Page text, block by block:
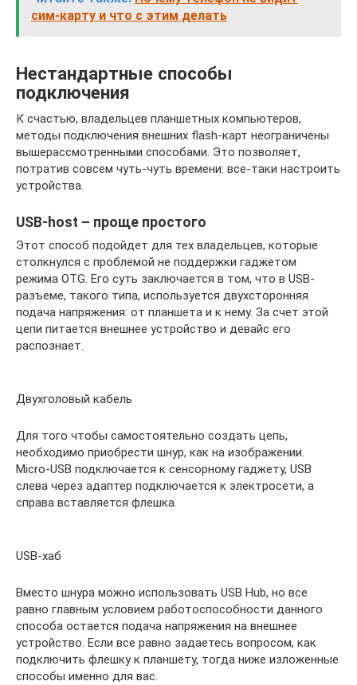
сим-карту и что с этим делать
Нестандартные способы
подключения
К счастью, владельцев планшетных компьютеров,
методы подключения внешних flash-карт неограничены
вышерассмотренными способами. Это позволяет,
потратив совсем чуть-чуть времени: все-таки настроить
устройства.
USB-host – проще простого
Этот способ подойдет для тех владельцев, которые
столкнулся с проблемой не поддержки гаджетом
режима OTG. Его суть заключается в том, что в USB-
разъеме, такого типа, используется двухсторонняя
подача напряжения: от планшета и к нему. За счет этой
цепи питается внешнее устройство и девайс его
распознает.
Двухголовый кабель
Для того чтобы самостоятельно создать цепь,
необходимо приобрести шнур, как на изображении.
Micro-USB подключается к сенсорному гаджету, USB
слева через адаптер подключается к электросети, а
справа вставляется флешка.
USB-хаб
Вместо шнура можно использовать USB Hub, но все
равно главным условием работоспособности данного
способа остается подача напряжения на внешнее
устройство. Если все равно задаетесь вопросом, как
подключить флешку к планшету, тогда ниже изложенные
способы именно для вас.